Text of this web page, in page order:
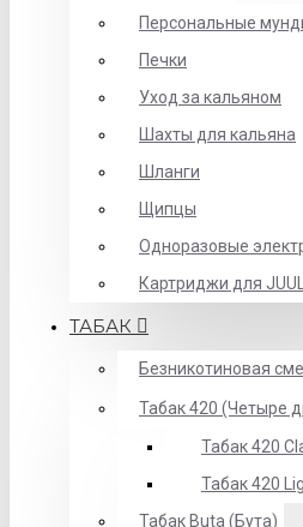
Персональные
Печки
Уход за кальяном
Шахты для кальяна
Шланги
Щипцы
Одноразовые
Картриджи для
ТАБАК
Безникотиновая
Табак 420 (Четыре
Табак 420
Табак 420
Табак Buta (Бута)